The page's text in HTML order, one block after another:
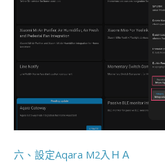
六、設定Aqara M2入ＨＡ